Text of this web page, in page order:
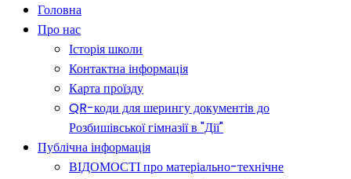
Головна
Про нас
Історія школи
Контактна інформація
Карта проїзду
QR-коди для шерингу документів до
Розбишівської гімназії в "Дії"
Публічна інформація
ВІДОМОСТІ про матеріально-технічне